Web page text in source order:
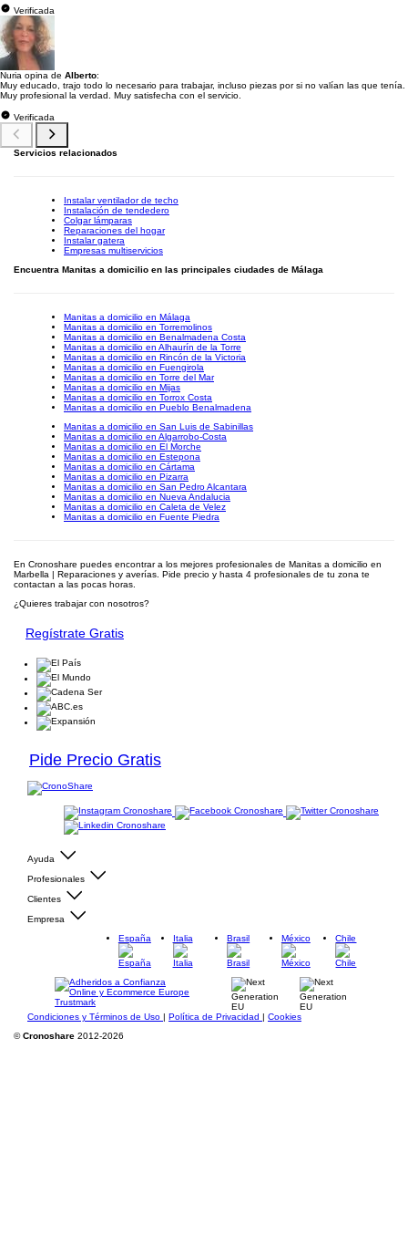
Verificada
Nuria opina de Alberto:
Muy educado, trajo todo lo necesario para trabajar, incluso piezas por si no valían las que tenía.
Muy profesional la verdad. Muy satisfecha con el servicio.
Verificada
Servicios relacionados
Instalar ventilador de techo
Instalación de tendedero
Colgar lámparas
Reparaciones del hogar
Instalar gatera
Empresas multiservicios
Encuentra Manitas a domicilio en las principales ciudades de Málaga
Manitas a domicilio en Málaga
Manitas a domicilio en Torremolinos
Manitas a domicilio en Benalmadena Costa
Manitas a domicilio en Alhaurín de la Torre
Manitas a domicilio en Rincón de la Victoria
Manitas a domicilio en Fuengirola
Manitas a domicilio en Torre del Mar
Manitas a domicilio en Mijas
Manitas a domicilio en Torrox Costa
Manitas a domicilio en Pueblo Benalmadena
Manitas a domicilio en San Luis de Sabinillas
Manitas a domicilio en Algarrobo-Costa
Manitas a domicilio en El Morche
Manitas a domicilio en Estepona
Manitas a domicilio en Cártama
Manitas a domicilio en Pizarra
Manitas a domicilio en San Pedro Alcantara
Manitas a domicilio en Nueva Andalucia
Manitas a domicilio en Caleta de Velez
Manitas a domicilio en Fuente Piedra
En Cronoshare puedes encontrar a los mejores profesionales de Manitas a domicilio en
Marbella | Reparaciones y averías. Pide precio y hasta 4 profesionales de tu zona te
contactan a las pocas horas.
¿Quieres trabajar con nosotros?
Regístrate Gratis
Pide Precio Gratis
Ayuda
Profesionales
Clientes
Empresa
España
Italia Brasil México Chile
Condiciones y Términos de Uso | Política de Privacidad | Cookies
©Cronoshare 2012-2026